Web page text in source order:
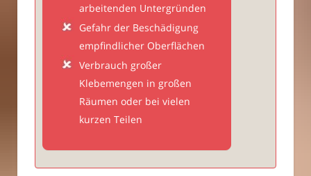
arbeitenden Untergründen
Gefahr der Beschädigung
empfindlicher Oberflächen
Verbrauch großer
Klebemengen in großen
Räumen oder bei vielen
kurzen Teilen